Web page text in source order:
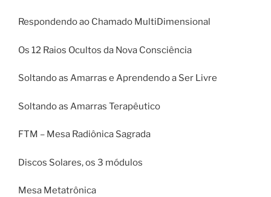
Respondendo ao Chamado MultiDimensional
Os 12 Raios Ocultos da Nova Consciência
Soltando as Amarras e Aprendendo a Ser Livre
Soltando as Amarras Terapêutico
FTM – Mesa Radiônica Sagrada
Discos Solares, os 3 módulos
Mesa Metatrônica